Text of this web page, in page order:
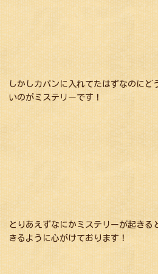
しかしカバンに入れてたはずなのにど
いのがミステリーです！
とりあえずなにかミステリーが起きる
きるように心がけております！